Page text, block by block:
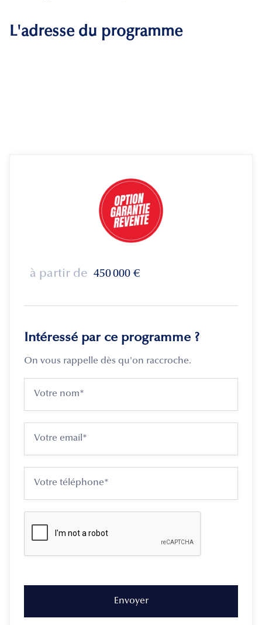
L'adresse du programme
à partir de 450 000 €
Intéressé par ce programme ?
On vous rappelle dès qu'on raccroche.